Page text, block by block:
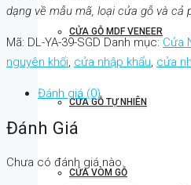
CỬA GỖ MDF VENEER
CỬA GỖ TỰ NHIÊN
CỬA VÒM GỖ
dạng về mẫu mã, loại cửa gỗ và cả
Mã: DL-YA-39-SGD Danh mục:Cửa
nguyên khối, cửa nhập khẩu, cửa
Đánh giá (0)
Đánh Giá
Chưa có đánh giá nào.